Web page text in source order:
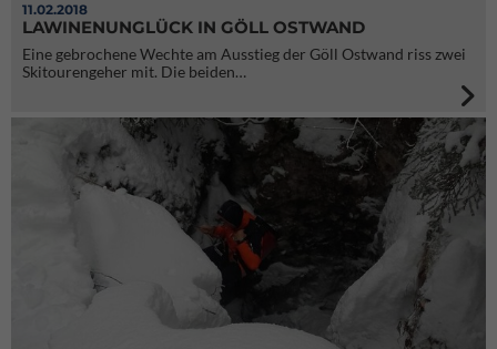
11.02.2018
LAWINENUNGLÜCK IN GÖLL OSTWAND
Eine gebrochene Wechte am Ausstieg der Göll Ostwand riss zwei
Skitourengeher mit. Die beiden…